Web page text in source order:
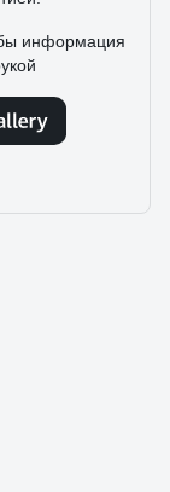
информация